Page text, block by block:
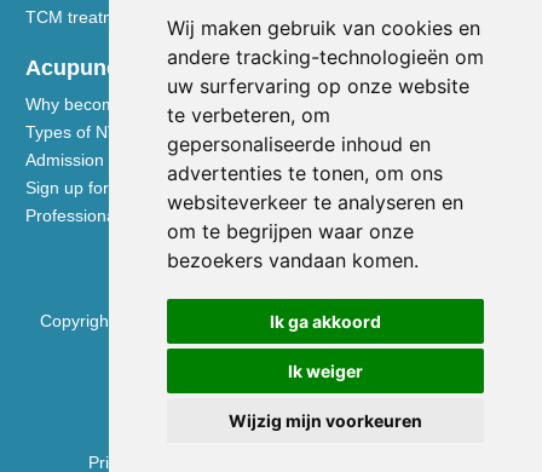
Wij maken gebruik van cookies en
andere tracking-technologieën om
uw surfervaring op onze website
te verbeteren, om
gepersonaliseerde inhoud en
advertenties te tonen, om ons
websiteverkeer te analyseren en
om te begrijpen waar onze
bezoekers vandaan komen.
Ik ga akkoord
Ik weiger
Wijzig mijn voorkeuren
TCM treatment disciplines
Acupuncturists
Why become a member of the NVA
Types of NVA membership
Admission requirements
Sign up for membership
Professional liability insurance
Copyright © 2026 Nederlandse Vereniging voor Acupunctuur
KVK 40531133
BTW NL0090.68.533.B01
Privacy Policy